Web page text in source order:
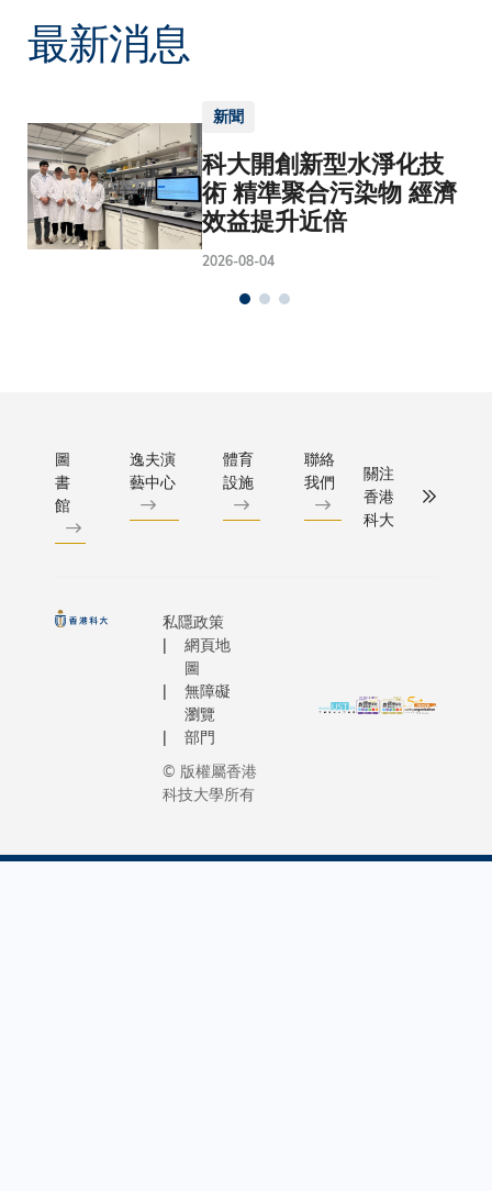
最新消息
新聞
科大開創新型水淨化技
術 精準聚合污染物 經濟
效益提升近倍
2026-08-04
圖
書
館
逸夫演
藝中心
體育
設施
聯絡
我們
關注
香港
科大
私隱政策
網頁地
圖
無障礙
瀏覽
部門
© 版權屬香港
科技大學所有